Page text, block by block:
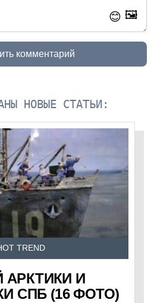
😊 🖼️
комментарий
НОВЫЕ СТАТЬИ:
TREND
АРКТИКИ И
СПБ (16 ФОТО)